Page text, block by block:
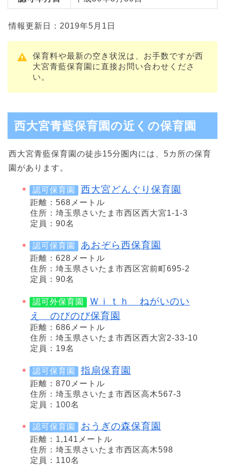
情報更新日：2019年5月1日
保育料や最新の空き状況は、お手数ですが西
大宮青藍保育園に直接お問い合わせくださ
い。
西大宮青藍保育園の近くの保育園
西大宮青藍保育園の徒歩15分圏内には、5カ所の保育
園があります。
認可保育園 西大宮どんぐり保育園
距離：568メートル
住所：埼玉県さいたま市西区西大宮1-1-3
定員：90名
認可保育園 あおぞら西保育園
距離：628メートル
住所：埼玉県さいたま市西区宮前町695-2
定員：90名
認可外保育園
Ｗｉｔｈ ねがいのい
え のびのび保育園
距離：686メートル
住所：埼玉県さいたま市西区西大宮2-33-10
定員：19名
認可保育園 指扇保育園
距離：870メートル
住所：埼玉県さいたま市西区高木567-3
定員：100名
認可保育園 おうぎの森保育園
距離：1,141メートル
住所：埼玉県さいたま市西区高木598
定員：110名